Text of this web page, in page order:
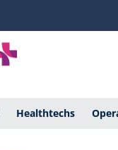
Healthtechs